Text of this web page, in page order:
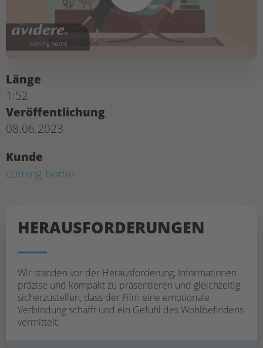
Länge
1:52
Veröffentlichung
08.06.2023
Kunde
coming home
HERAUS­FORDERUNGEN
Wir standen vor der Herausforderung, Informationen
präzise und kompakt zu präsentieren und gleichzeitig
sicherzustellen, dass der Film eine emotionale
Verbindung schafft und ein Gefühl des Wohlbefindens
vermittelt.